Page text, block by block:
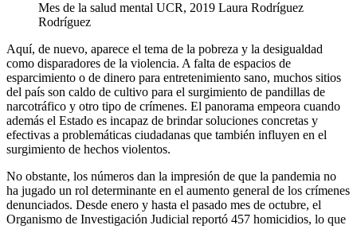
Mes de la salud mental UCR, 2019 Laura Rodríguez
Rodríguez
Aquí, de nuevo, aparece el tema de la pobreza y la desigualdad
como disparadores de la violencia. A falta de espacios de
esparcimiento o de dinero para entretenimiento sano, muchos sitios
del país son caldo de cultivo para el surgimiento de pandillas de
narcotráfico y otro tipo de crímenes. El panorama empeora cuando
además el Estado es incapaz de brindar soluciones concretas y
efectivas a problemáticas ciudadanas que también influyen en el
surgimiento de hechos violentos.
No obstante, los números dan la impresión de que la pandemia no
ha jugado un rol determinante en el aumento general de los crímenes
denunciados. Desde enero y hasta el pasado mes de octubre, el
Organismo de Investigación Judicial reportó 457 homicidios, lo que